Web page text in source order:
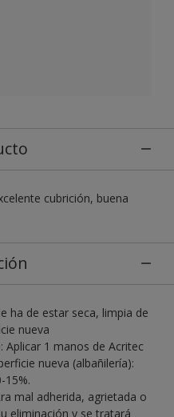
cubrición, buena
ha de estar seca, limpia de
nueva
Aplicar 1 manos de Acritec
nueva (albañilería):
15%.
mal adherida, agrietada o
eliminación y se tratará